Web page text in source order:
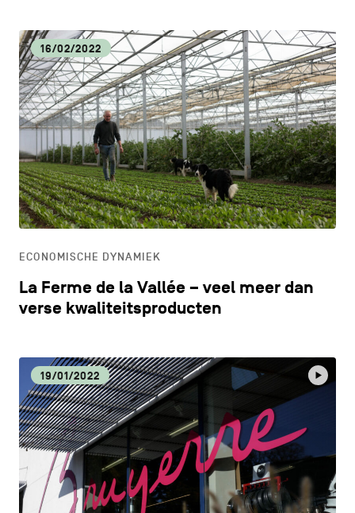
16/02/2022
ECONOMISCHE DYNAMIEK
La Ferme de la Vallée – veel meer dan
verse kwaliteitsproducten
19/01/2022